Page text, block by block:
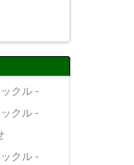
クル -
クル -
クル -